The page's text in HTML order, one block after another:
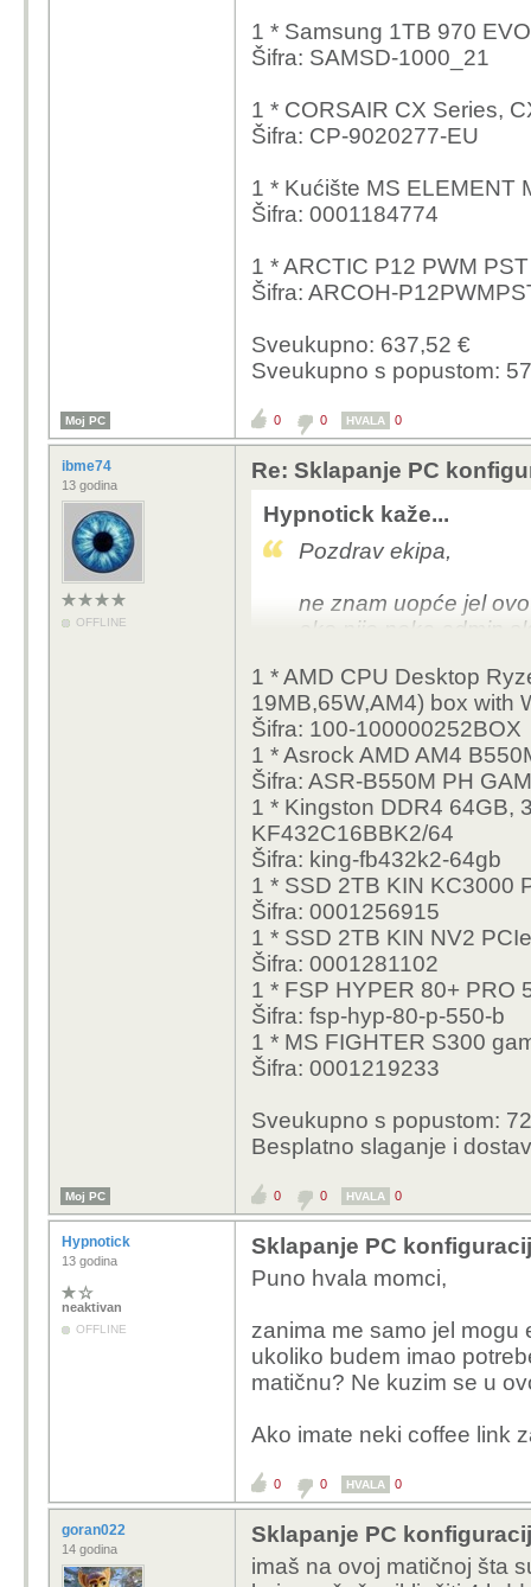
1 * Samsung 1TB 970
Šifra: SAMSD-1000_21
1 * CORSAIR CX Series,
Šifra: CP-9020277-EU
1 * Kućište MS ELEMENT
Šifra: 0001184774
1 * ARCTIC P12 PWM
Šifra: ARCOH-
Sveukupno: 637,52 €
Sveukupno s popustom:
Moj PC 0 0 HVALA 0
ibme74
13 godina
OFFLINE
Re: Sklapanje PC
Hypnotick kaže...
Pozdrav ekipa,
ne znam uopće jel
ako nije neka admin
Trebao bi neku
backupe postojećih
server za dev,
moguće frakturirati
bilo da se sve vrti na
ovo košta inače pa
povećati do 1k€,, ali
ništa posebno
stvarima sa 1-5
Takodjer, koristio bi
mislim da to nije toliko
Lp i hvala unaprijed!
1 * AMD CPU Desktop
19MB,65W,AM4) box with
Šifra: 100-100000252BOX
1 * Asrock AMD AM4
Šifra: ASR-B550M PH
1 * Kingston DDR4 64GB,
KF432C16BBK2/64
Šifra: king-fb432k2-64gb
1 * SSD 2TB KIN KC3000
Šifra: 0001256915
1 * SSD 2TB KIN NV2
Šifra: 0001281102
1 * FSP HYPER 80+ PRO
Šifra: fsp-hyp-80-p-550-b
1 * MS FIGHTER S300
Šifra: 0001219233
Sveukupno s popustom:
Besplatno slaganje i
Moj PC 0 0 HVALA 0
Hypnotick
13 godina
neaktivan
OFFLINE
Sklapanje PC
Puno hvala momci,
zanima me samo jel mogu
ukoliko budem imao
matičnu? Ne kuzim se u
Ako imate neki coffee link
0 0 HVALA 0
goran022
14 godina
Sklapanje PC
imaš na ovoj matičnoj šta